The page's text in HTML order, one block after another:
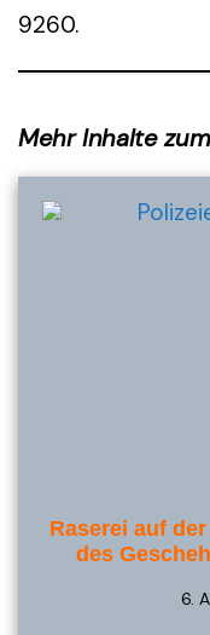
9260.
Mehr Inhalte
Raserei auf
des
6.